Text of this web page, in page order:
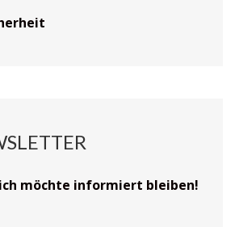
ich möchte informiert bleiben!